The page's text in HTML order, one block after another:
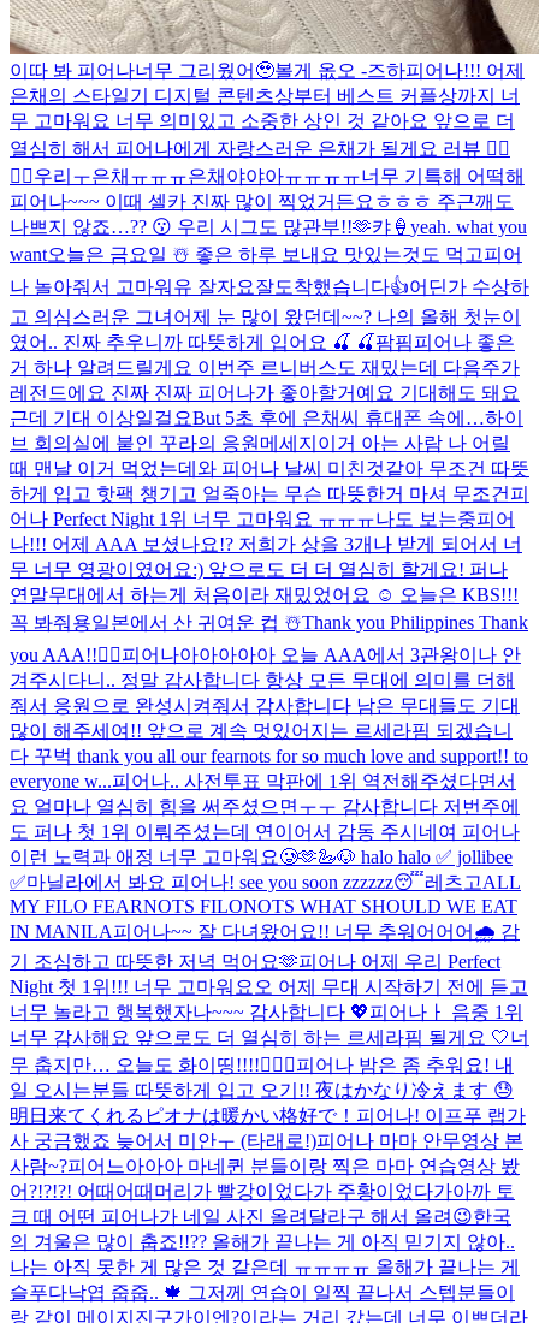
이따 봐 피어나너무 그리웠어🥹볼게 옶오 -즈하피어나!!! 어제
은채의 스타일기 디지털 콘텐츠상부터 베스트 커플상까지 너
무 고마워요 너무 의미있고 소중한 상인 것 같아요 앞으로 더
열심히 해서 피어나에게 자랑스러운 은채가 될게요 러뷰 ❤️‍🔥
❤️‍🔥우리ㅜ은채ㅠㅠㅠ은채야야아ㅠㅠㅠㅠ너무 기특해 어떡해
피어나~~~ 이때 셀카 진짜 많이 찍었거든요ㅎㅎㅎ 주근깨도
나쁘지 않죠…?? 😗 우리 시그도 많관부!!🫶캬🍦 yeah. what you
want오늘은 금요일 ☃️ 좋은 하루 보내요 맛있는것도 먹고피어
나 놀아줘서 고마워유 잘자요잘도착했습니다👍어딘가 수상하
고 의심스러운 그녀 어제 눈 많이 왔던데~~? 나의 올해 첫눈이
였어.. 진짜 추우니까 따뜻하게 입어요 🍒 🍒 팜핌피어나 좋은
거 하나 알려드릴게요 이번주 르니버스도 재밌는데 다음주가
레전드에요 진짜 진짜 피어나가 좋아할거예요 기대해도 돼요
근데 기대 이상일걸요But 5초 후에 은채씨 휴대폰 속에…하이
브 회의실에 붙인 꾸라의 응원메세지 이거 아는 사람 나 어릴
때 맨날 이거 먹었는데 와 피어나 날씨 미친것같아 무조건 따뜻
하게 입고 핫팩 챙기고 얼죽아는 무슨 따뜻한거 마셔 무조건 피
어나 Perfect Night 1위 너무 고마워요 ㅠㅠㅠ나도 보는중피어
나!!! 어제 AAA 보셨나요!? 저희가 상을 3개나 받게 되어서 너
무 너무 영광이였어요:) 앞으로도 더 더 열심히 할게요! 퍼나
연말무대에서 하는게 처음이라 재밌었어요 ☺️ 오늘은 KBS!!!
꼭 봐줘용일본에서 산 귀여운 컵 ☃️Thank you Philippines Thank
you AAA!!❤️‍🔥피어나아아아아아 오늘 AAA에서 3관왕이나 안
겨주시다니.. 정말 감사합니다 항상 모든 무대에 의미를 더해
줘서 응원으로 완성시켜줘서 감사합니다 남은 무대들도 기대
많이 해주세여!! 앞으로 계속 멋있어지는 르세라핌 되겠습니
다 꾸벅 thank you all our fearnots for so much love and support!! to
everyone w...피어나.. 사전투표 막판에 1위 역전해주셨다면서
요 얼마나 열심히 힘을 써주셨으면ㅜㅜ 감사합니다 저번주에
도 퍼나 첫 1위 이뤄주셨는데 연이어서 감동 주시네여 피어나
이런 노력과 애정 너무 고마워요🥲🫶🦢🐶 halo halo ✅ jollibee
✅마닐라에서 봐요 피어나! see you soon zzzzzz😴레츠고ALL
MY FILO FEARNOTS FILONOTS WHAT SHOULD WE EAT
IN MANILA피어나~~ 잘 다녀왔어요!! 너무 추워어어어🌧️ 감
기 조심하고 따뜻한 저녁 먹어요🫶피어나 어제 우리 Perfect
Night 첫 1위!!! 너무 고마워요오 어제 무대 시작하기 전에 듣고
너무 놀라고 행복했자나~~~ 감사합니다 💖​피어나ㅏ 음중 1위
너무 감사해요 앞으로도 더 열심히 하는 르세라핌 될게요 🤍너
무 춥지만… 오늘도 화이띵!!!!❤️‍🔥💪피어나 밤은 좀 추워요! 내
일 오시는분들 따뜻하게 입고 오기!! 夜はかなり冷えます 😓
明日来てくれるピオナは暖かい格好で！ 피어나! 이프푸 랩가
사 궁금했죠 늦어서 미안ㅜ (타래로!)피어나 마마 안무영상 본
사람~?피어느아아아 마네퀸 분들이랑 찍은 마마 연습영상 봤
어?!?!?! 어때어때 머리가 빨강이었다가 주황이었다가아까 토
크 때 어떤 피어나가 네일 사진 올려달라구 해서 올려😉한국
의 겨울은 많이 춥죠!!?? 올해가 끝나는 게 아직 믿기지 않아..
나는 아직 못한 게 많은 것 같은데 ㅠㅠㅠㅠ 올해가 끝나는 게
슬푸다낙엽 줍줍.. 🍁​ 그저께 연습이 일찍 끝나서 스텝분들이
랑 같이 메이지진구가이엔?이라는 거리 갔는데 너무 이쁘더라